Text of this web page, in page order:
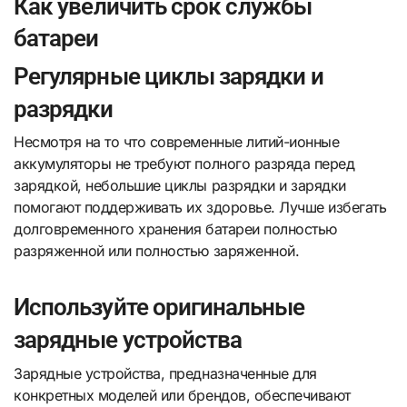
Как увеличить срок службы
батареи
Регулярные циклы зарядки и
разрядки
Несмотря на то что современные литий-ионные
аккумуляторы не требуют полного разряда перед
зарядкой, небольшие циклы разрядки и зарядки
помогают поддерживать их здоровье. Лучше избегать
долговременного хранения батареи полностью
разряженной или полностью заряженной.
Используйте оригинальные
зарядные устройства
Зарядные устройства, предназначенные для
конкретных моделей или брендов, обеспечивают